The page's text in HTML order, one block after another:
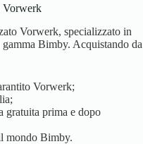
Vorwerk
Vorwerk, specializzato in
Bimby. Acquistando da
Vorwerk;
gratuita prima e dopo
mondo Bimby.